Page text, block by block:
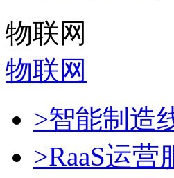
物联网
物联网
>智能制造
>RaaS运